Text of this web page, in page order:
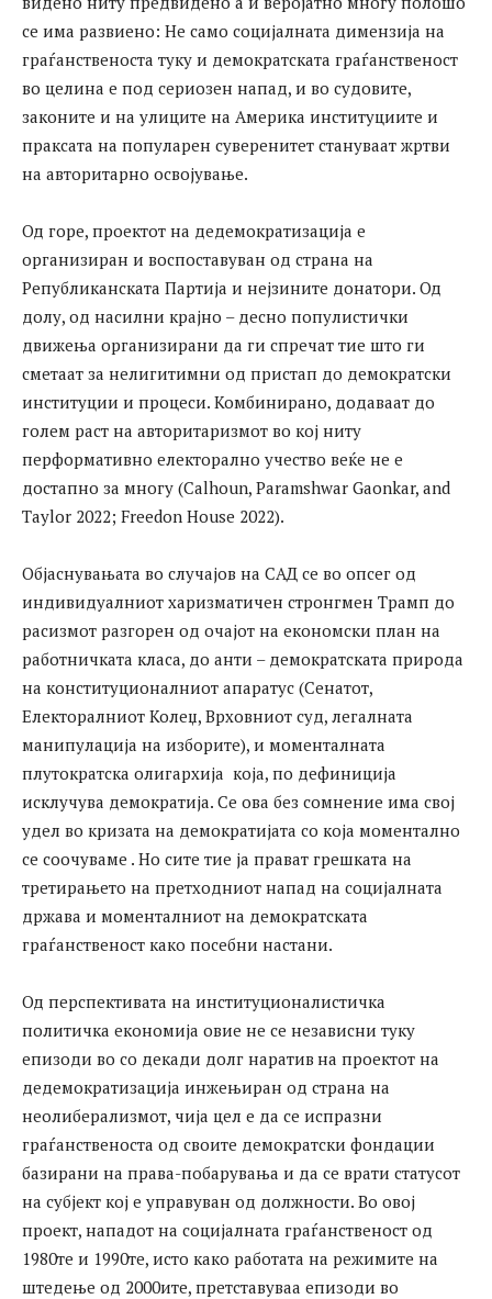
се има развиено: Не само социјалната димензија на
граѓанственоста туку и демократската граѓанственост
во целина е под сериозен напад, и во судовите,
законите и на улиците на Америка институциите и
праксата на популарен суверенитет стануваат жртви
на авторитарно освојување.
Од горе, проектот на дедемократизација е
организиран и воспоставуван од страна на
Републиканската Партија и нејзините донатори. Од
долу, од насилни крајно – десно популистички
движења организирани да ги спречат тие што ги
сметаат за нелигитимни од пристап до демократски
институции и процеси. Комбинирано, додаваат до
голем раст на авторитаризмот во кој ниту
перформативно електорално учество веќе не е
достапно за многу (Calhoun, Paramshwar Gaonkar, and
Taylor 2022; Freedon House 2022).
Објаснувањата во случајов на САД се во опсег од
индивидуалниот харизматичен стронгмен Трамп до
расизмот разгорен од очајот на економски план на
работничката класа, до анти – демократската природа
на конституционалниот апаратус (Сенатот,
Електоралниот Колеџ, Врховниот суд, легалната
манипулација на изборите), и моменталната
плутократска олигархија која, по дефиниција
исклучува демократија. Се ова без сомнение има свој
удел во кризата на демократијата со која моментално
се соочуваме . Но сите тие ја прават грешката на
третирањето на претходниот напад на социјалната
држава и моменталниот на демократската
граѓанственост како посебни настани.
Од перспективата на институционалистичка
политичка економија овие не се независни туку
епизоди во со декади долг наратив на проектот на
дедемократизација инжењиран од страна на
неолиберализмот, чија цел е да се испразни
граѓанственоста од своите демократски фондации
базирани на права-побарувања и да се врати статусот
на субјект кој е управуван од должности. Во овој
проект, нападот на социјалната граѓанственост од
1980те и 1990те, исто како работата на режимите на
штедење од 2000ите, претставуваа епизоди во